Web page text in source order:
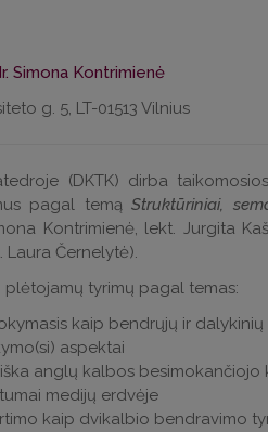
Simona Kontrimienė
g. 5, LT-01513 Vilnius
(DKTK) dirba
pagal temąStruktūriniai,
Kontrimienė, lekt. Jurgita
Laura Černelytė).
plėtojamų tyrimų pagal temas:
kaip bendrųjų ir
aspektai
anglų kalbos besimokančiojo
medijų erdvėje
kaip dvikalbio bendravimo